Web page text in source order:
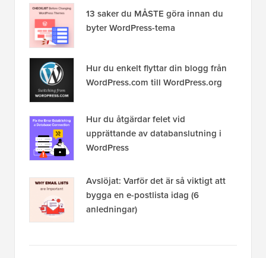
13 saker du MÅSTE göra innan du
byter WordPress-tema
Hur du enkelt flyttar din blogg från
WordPress.com till WordPress.org
Hur du åtgärdar felet vid
upprättande av databanslutning i
WordPress
Avslöjat: Varför det är så viktigt att
bygga en e-postlista idag (6
anledningar)